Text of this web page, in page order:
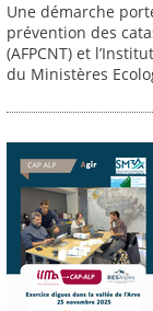
Une démarche
prévention des
(AFPCNT) et
du Ministères